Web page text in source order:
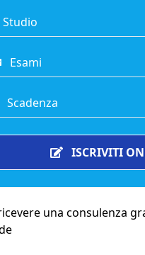
Studio
Esami
Scadenza
ISCRIVITI
una consulenza